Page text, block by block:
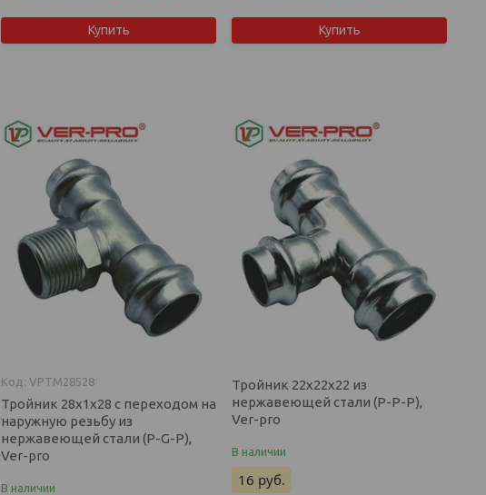
Купить Купить
VPTM28528
Тройник 28х1х28 с переходом на
наружную резьбу из
нержавеющей стали (P-G-P),
Ver-pro
В наличии
Тройник 22х22х22 из
нержавеющей стали (P-P-P),
Ver-pro
В наличии
16 руб.